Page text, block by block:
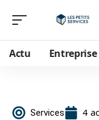
Actu Entreprise
Services 4